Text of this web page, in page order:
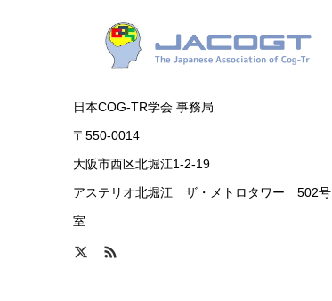
日本COG-TR学会 事務局
〒550-0014
大阪市西区北堀江1-2-19
アステリオ北堀江 ザ・メトロタワー 502号
室